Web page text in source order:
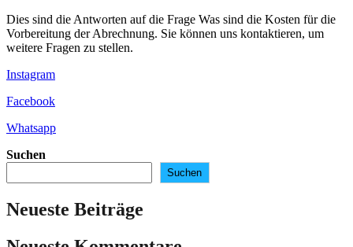
Dies sind die Antworten auf die Frage Was sind die Kosten für die
Vorbereitung der Abrechnung. Sie können uns kontaktieren, um
weitere Fragen zu stellen.
Instagram
Facebook
Whatsapp
Suchen
Suchen
Neueste Beiträge